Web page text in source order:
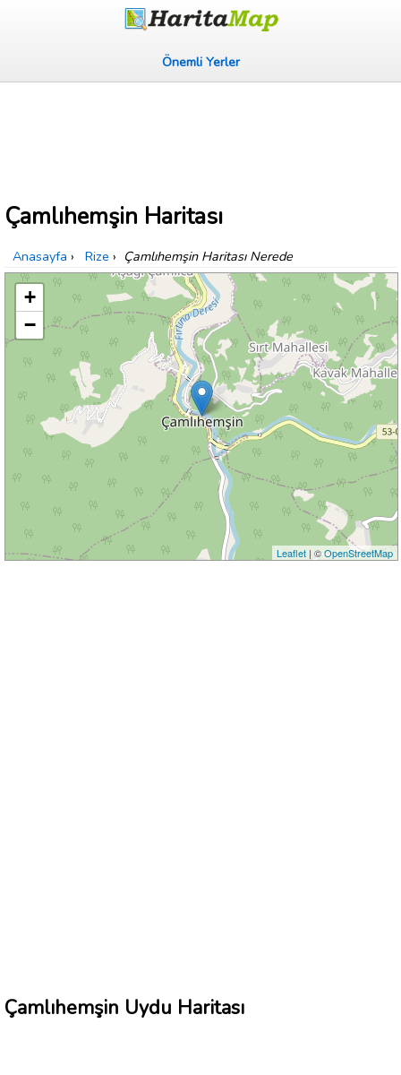
Önemli Yerler
Çamlıhemşin Haritası
Anasayfa › Rize › Çamlıhemşin Haritası Nerede
+
−
Leaflet | ©OpenStreetMap
Çamlıhemşin Uydu Haritası